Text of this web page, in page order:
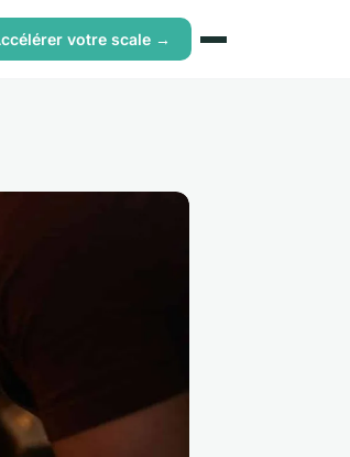
votre scale →